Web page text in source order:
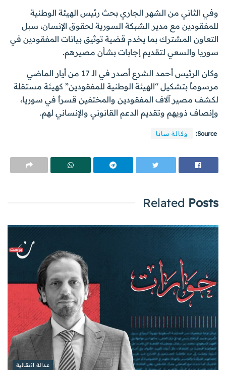
وفي الثاني من الشهر الجاري بحث رئيس الهيئة الوطنية
للمفقودين مع مدير الشبكة السورية لحقوق الإنسان، سبل
التعاون المشترك بما يخدم قضية توثيق بيانات المفقودين في
سوريا والسعي لتقديم إجابات بشأن مصيرهم.
وكان الرئيس أحمد الشرع أصدر في الـ 17 من أيار الماضي
مرسوماً بتشكيل “الهيئة الوطنية للمفقودين” كهيئة مستقلة
لكشف مصير آلاف المفقودين والمختفين قسراً في سوريا،
وإنصاف ذويهم وتقديم الدعم القانوني والإنساني لهم.
Source: وكالة سانا
Related Posts
عدالة انتقالية